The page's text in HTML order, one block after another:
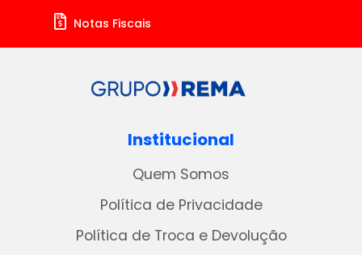
Notas Fiscais
Institucional
Quem Somos
Política de Privacidade
Política de Troca e Devolução